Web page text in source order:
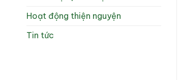
Hoạt động thiện nguyện
Tin tức